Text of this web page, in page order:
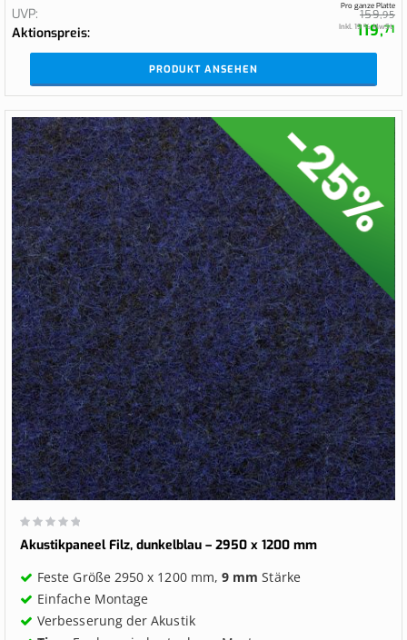
UVP
159,95
Aktionspreis
Pro ganze Platte
119,71
Inkl. 19 % MwSt.
PRODUKT ANSEHEN
Wertung:
0%
Akustikpaneel Filz, dunkelblau – 2950 x 1200 mm
Feste Größe 2950 x 1200 mm,9 mm Stärke
Einfache Montage
Verbesserung der Akustik